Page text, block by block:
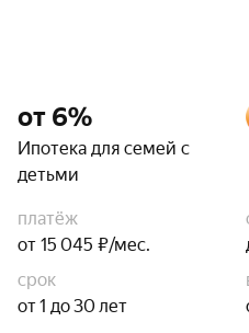
от 6%
Ипотека для семей с
детьми
платёж
от 15 045 ₽/мес.
срок
от 1 до 30 лет